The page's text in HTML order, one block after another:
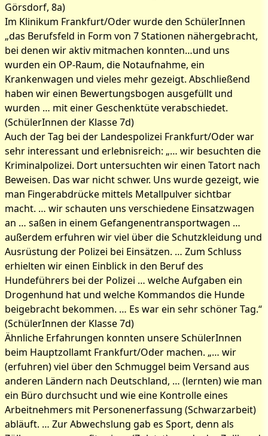
Görsdorf, 8a)
Im Klinikum Frankfurt/Oder wurde den SchülerInnen
„das Berufsfeld in Form von 7 Stationen nähergebracht,
bei denen wir aktiv mitmachen konnten…und uns
wurden ein OP-Raum, die Notaufnahme, ein
Krankenwagen und vieles mehr gezeigt. Abschließend
haben wir einen Bewertungsbogen ausgefüllt und
wurden … mit einer Geschenktüte verabschiedet.
(SchülerInnen der Klasse 7d)
Auch der Tag bei der Landespolizei Frankfurt/Oder war
sehr interessant und erlebnisreich: „… wir besuchten die
Kriminalpolizei. Dort untersuchten wir einen Tatort nach
Beweisen. Das war nicht schwer. Uns wurde gezeigt, wie
man Fingerabdrücke mittels Metallpulver sichtbar
macht. … wir schauten uns verschiedene Einsatzwagen
an … saßen in einem Gefangenentransportwagen …
außerdem erfuhren wir viel über die Schutzkleidung und
Ausrüstung der Polizei bei Einsätzen. … Zum Schluss
erhielten wir einen Einblick in den Beruf des
Hundeführers bei der Polizei … welche Aufgaben ein
Drogenhund hat und welche Kommandos die Hunde
beigebracht bekommen. … Es war ein sehr schöner Tag.“
(SchülerInnen der Klasse 7d)
Ähnliche Erfahrungen konnten unsere SchülerInnen
beim Hauptzollamt Frankfurt/Oder machen. „… wir
(erfuhren) viel über den Schmuggel beim Versand aus
anderen Ländern nach Deutschland, … (lernten) wie man
ein Büro durchsucht und wie eine Kontrolle eines
Arbeitnehmers mit Personenerfassung (Schwarzarbeit)
abläuft. … Zur Abwechslung gab es Sport, denn als